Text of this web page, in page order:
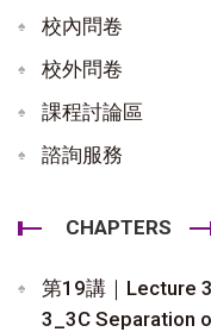
校內問卷
校外問卷
課程討論區
諮詢服務
CHAPTERS
第19講｜Lecture
3_3C Separation